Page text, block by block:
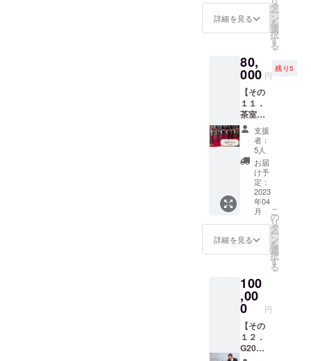
インが
１／３
でロー
カフェ
のも嬉
しい飲
み物で
す。 今
回お届
けする
３０g
は、約
３０杯
分お召
し上が
り頂け
るもの
です。
また、
茶室が
完成し
ました
らして
下さ
い。 お
菓子と
薄茶
（抹
茶）を
１２個
消費期
限：1カ
料：上
白糖、
寒梅
粉、カ
カオニ
ブ、玄
米粉、
和三
盆、大
徳寺納
豆 ・名
古屋の
老舗和
菓子屋
と言え
ば、
「両口
屋是
清」さ
業３８
８年！
尾張徳
川御用
達 全国
的にも
メ
ジャー
が分か
らない
入先に
ついて
など
は、事
前にお
伝え出
来ます
のでお
尋ねく
ださ
い。 着
付けの
お稽古
後に、
お菓子
と薄茶
（抹
茶）を
一服召
がって
もらえ
るよう
ご用意
いたし
ます。
抹茶が
お苦手
バッ
グ」
む風呂
敷は、
結び目
をほど
けばま
た1枚の
布にも
どり、
日本文
化のし
なやか
さ、自
在さを
表すア
イテム
有松絞
りを藍
た風呂
敷に持
ち手を
つけ、
風呂敷
バッグ
として
お使い
の研修
として
い。 和
室の所
作につ
いてな
ど、た
くさん
の質問
も大歓
迎で
す。
【ご予
約方
法】
お申込
メール
にてご
きま
す。 開
催日、
開催場
所をお
伝えし
ますの
す。 抹
茶がお
珈琲で
もご用
意可能
です。
【ご利
用可能
日】
SNS等
で茶道
教室を
開校し
ている
日をご
案内し
ており
開校日
のご都
いらし
て下さ
い。 前
日まで
にご連
絡を頂
き、お
時間ほ
ど楽し
りお食
事を楽
下さ
い。 現
在、開
催予定
の料亭
は 「河
文」さ
https://
www.th
ekawab
unnago
ya.com/
kawabu
https://
www.ga
jouen.c
「志ら
玉」さ
ん
くさん
協力し
たい、
と関わ
りた
い」そ
んな特
別に優
しい方
へ向け
たリ
ターン
です。
心を込
めて、
感謝の
気持ち
をお手
紙でお
届けし
れた際
は「よ
うけ応
援した
よ！」
といっ
ていた
詳細を見る
タ
ー
ン
を
選
択
す
る
80,
000 円
残り5
【その
１１．
茶室完
成披露
＋薄茶
一服＋
開校祝
いテー
プカッ
ト権＋
名入れ
権】 お
茶室の
開校記
念に、
をして
お祝い
したい
と考え
ており
ます。
また、
支援
者：
5人
お届
け予
定：
2023
年04
月
詳細を見る
こ
の
リ
タ
ー
ン
を
選
択
す
る
100
,00
0 円
【その
１２．
G20サ